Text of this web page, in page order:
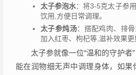
太子参泡水：将3-5克太子参
饮用,方便日常调理。
太子参炖汤：搭配鸡肉、排骨
加入红枣、枸杞等,滋补效果更
太子参就像一位“温和的守护者
能在润物细无声中调理身体，如果